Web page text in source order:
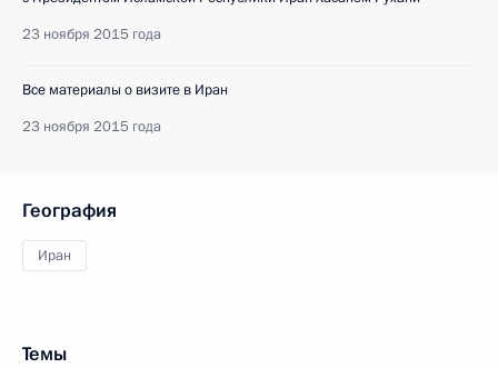
23 ноября 2015 года
Все материалы о визите в Иран
23 ноября 2015 года
География
Иран
Темы